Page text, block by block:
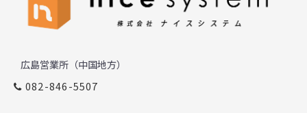
広島営業所（中国地方）
082-846-5507